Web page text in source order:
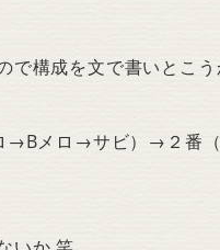
構成を文で書いとこう
→Bメロ→サビ）→２番